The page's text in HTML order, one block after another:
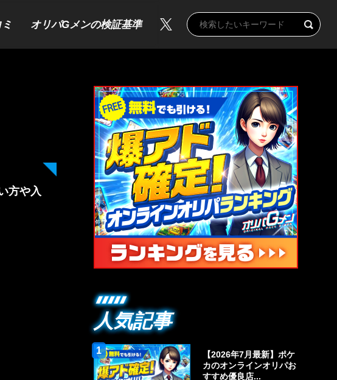
オリパGメンの検証基準
方や入
人気記事
【2026年7月最新】ポケ
カのオンラインオリパお
すすめ優良店...